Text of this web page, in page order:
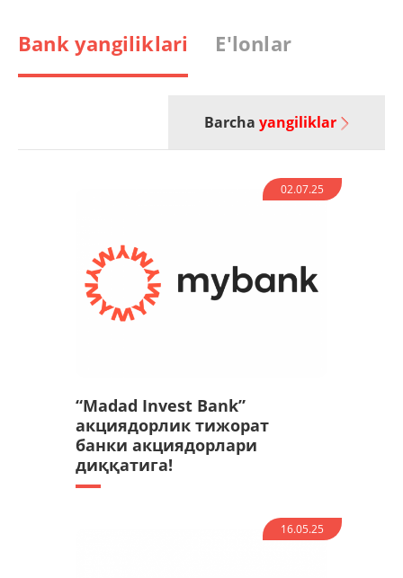
Bank yangiliklari E'lonlar
Barcha yangiliklar
02.07.25
“Madad Invest Bank”
акциядорлик тижорат
банки акциядорлари
диққатига!
16.05.25